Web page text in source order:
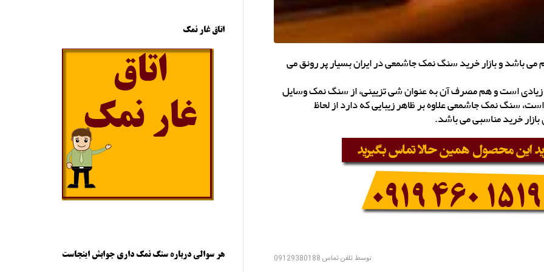
باشد و بازار خرید سنگ نمک جاشمعی در ایران بسیار پر رونق می
است و هم مصرف آن به عنوان شی تزیینی، از سنگ نمک وسایل
سنگ نمک جاشمعی علاوه بر ظاهر زیبایی که دارد از لحاظ
بازار خرید مناسبی می باشد.
توسط تلفن تماس 09129380188
اتاق غار نمک
هر سوالی درباره سنگ نمک داری جوابش اینجاست